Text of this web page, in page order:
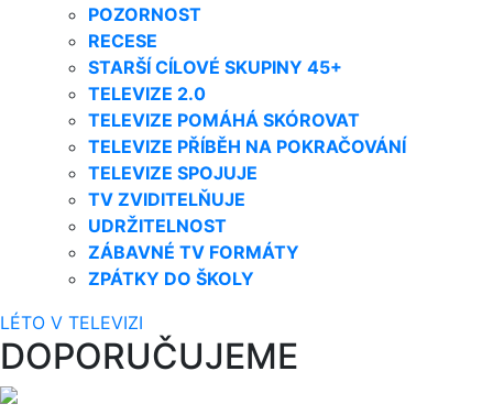
POZORNOST
RECESE
STARŠÍ CÍLOVÉ SKUPINY 45+
TELEVIZE 2.0
TELEVIZE POMÁHÁ SKÓROVAT
TELEVIZE PŘÍBĚH NA POKRAČOVÁNÍ
TELEVIZE SPOJUJE
TV ZVIDITELŇUJE
UDRŽITELNOST
ZÁBAVNÉ TV FORMÁTY
ZPÁTKY DO ŠKOLY
LÉTO V TELEVIZI
DOPORUČUJEME